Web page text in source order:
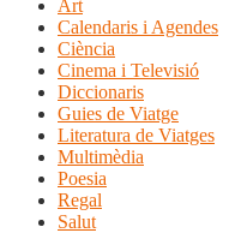
Art
Calendaris i Agendes
Ciència
Cinema i Televisió
Diccionaris
Guies de Viatge
Literatura de Viatges
Multimèdia
Poesia
Regal
Salut